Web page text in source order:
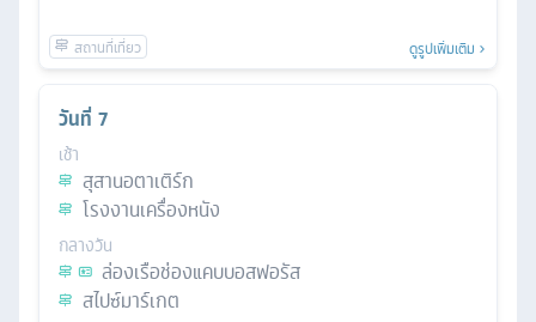
ดูรูปเพิ่มเติม
วันที่ 7
เช้า
สุสานอตาเติร์ก
โรงงานเครื่องหนัง
กลางวัน
ล่องเรือช่องแคบบอสฟอรัส
สไปซ์มาร์เกต